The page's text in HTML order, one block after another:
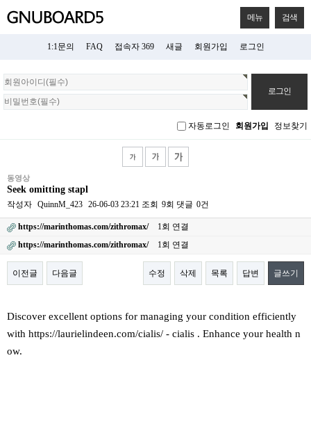
메뉴 검색
1:1문의 FAQ 접속자 369 새글 회원가입 로그인
회
원
로
자동로그인 회원가입 정보찾기
동영상
Seek omitting stapl
작성자 QuinnM_423 26-06-03 23:21 조회 9회 댓글 0건
https://marinthomas.com/zithromax/
1회 연결
https://marinthomas.com/zithromax/
1회 연결
이전글 다음글 수정 삭제 목록 답변 글쓰기
Discover excellent options for managing your condition efficiently
with https://laurielindeen.com/cialis/ - cialis . Enhance your health n
ow.